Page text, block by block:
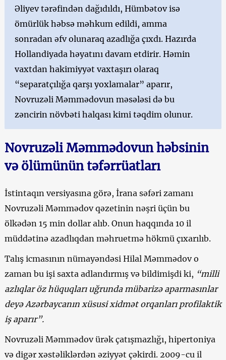
Əliyev tərəfindən dağıdıldı, Hümbətov isə
ömürlük həbsə məhkum edildi, amma
sonradan əfv olunaraq azadlığa çıxdı. Hazırda
Hollandiyada həyatını davam etdirir. Həmin
vaxtdan hakimiyyət vaxtaşırı olaraq
“separatçılığa qarşı yoxlamalar” aparır,
Novruzəli Məmmədovun məsələsi də bu
zəncirin növbəti halqası kimi təqdim olunur.
Novruzəli Məmmədovun həbsinin
və ölümünün təfərrüatları
İstintaqın versiyasına görə, İrana səfəri zamanı
Novruzəli Məmmədov qəzetinin nəşri üçün bu
ölkədən 15 min dollar alıb. Onun haqqında 10 il
müddətinə azadlıqdan məhruetmə hökmü çıxarılıb.
Talış icmasının nümayəndəsi Hilal Məmmədov o
zaman bu işi saxta adlandırmış və bildimişdi ki, “milli
azlıqlar öz hüquqları uğrunda mübarizə aparmasınlar
deyə Azərbaycanın xüsusi xidmət orqanları profilaktik
iş aparır”.
Novruzəli Məmmədov ürək çatışmazlığı, hipertoniya
və digər xəstəliklərdən əziyyət çəkirdi. 2009-cu il